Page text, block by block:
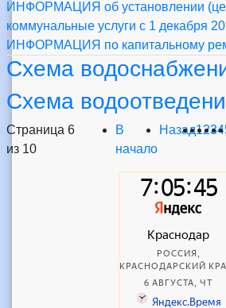
ИНФОРМАЦИЯ об установлении
коммунальные услуги с 1 декабря
ИНФОРМАЦИЯ по капитальному
Схема
Схема
Страница 6
из 10
В
начало
Назад1234